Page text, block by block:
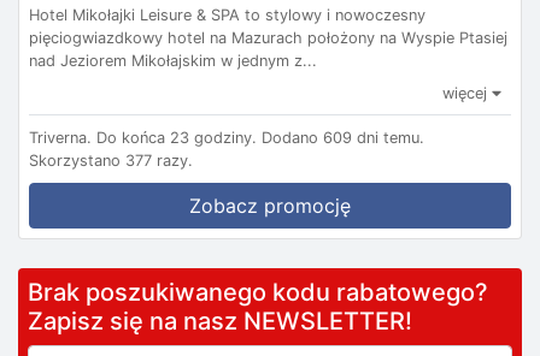
Hotel Mikołajki Leisure & SPA to stylowy i nowoczesny
pięciogwiazdkowy hotel na Mazurach położony na Wyspie Ptasiej
nad Jeziorem Mikołajskim w jednym z...
więcej
Triverna. Do końca 23 godziny. Dodano 609 dni temu.
Skorzystano 377 razy.
Zobacz promocję
Brak poszukiwanego kodu rabatowego?
Zapisz się na nasz NEWSLETTER!